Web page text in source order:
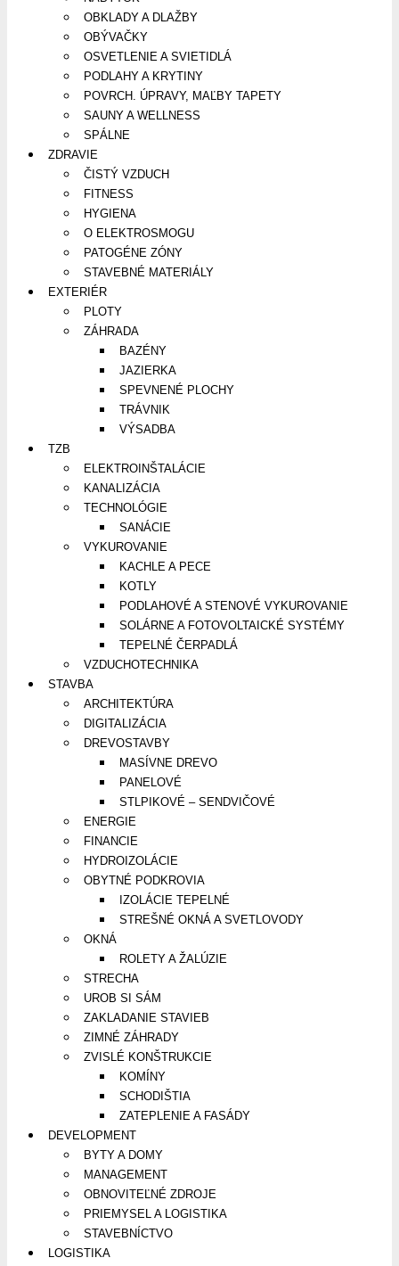
OBKLADY A DLAŽBY
OBÝVAČKY
OSVETLENIE A SVIETIDLÁ
PODLAHY A KRYTINY
POVRCH. ÚPRAVY, MAĽBY TAPETY
SAUNY A WELLNESS
SPÁLNE
ZDRAVIE
ČISTÝ VZDUCH
FITNESS
HYGIENA
O ELEKTROSMOGU
PATOGÉNE ZÓNY
STAVEBNÉ MATERIÁLY
EXTERIÉR
PLOTY
ZÁHRADA
BAZÉNY
JAZIERKA
SPEVNENÉ PLOCHY
TRÁVNIK
VÝSADBA
TZB
ELEKTROINŠTALÁCIE
KANALIZÁCIA
TECHNOLÓGIE
SANÁCIE
VYKUROVANIE
KACHLE A PECE
KOTLY
PODLAHOVÉ A STENOVÉ VYKUROVANIE
SOLÁRNE A FOTOVOLTAICKÉ SYSTÉMY
TEPELNÉ ČERPADLÁ
VZDUCHOTECHNIKA
STAVBA
ARCHITEKTÚRA
DIGITALIZÁCIA
DREVOSTAVBY
MASÍVNE DREVO
PANELOVÉ
STLPIKOVÉ – SENDVIČOVÉ
ENERGIE
FINANCIE
HYDROIZOLÁCIE
OBYTNÉ PODKROVIA
IZOLÁCIE TEPELNÉ
STREŠNÉ OKNÁ A SVETLOVODY
OKNÁ
ROLETY A ŽALÚZIE
STRECHA
UROB SI SÁM
ZAKLADANIE STAVIEB
ZIMNÉ ZÁHRADY
ZVISLÉ KONŠTRUKCIE
KOMÍNY
SCHODIŠTIA
ZATEPLENIE A FASÁDY
DEVELOPMENT
BYTY A DOMY
MANAGEMENT
OBNOVITEĽNÉ ZDROJE
PRIEMYSEL A LOGISTIKA
STAVEBNÍCTVO
LOGISTIKA